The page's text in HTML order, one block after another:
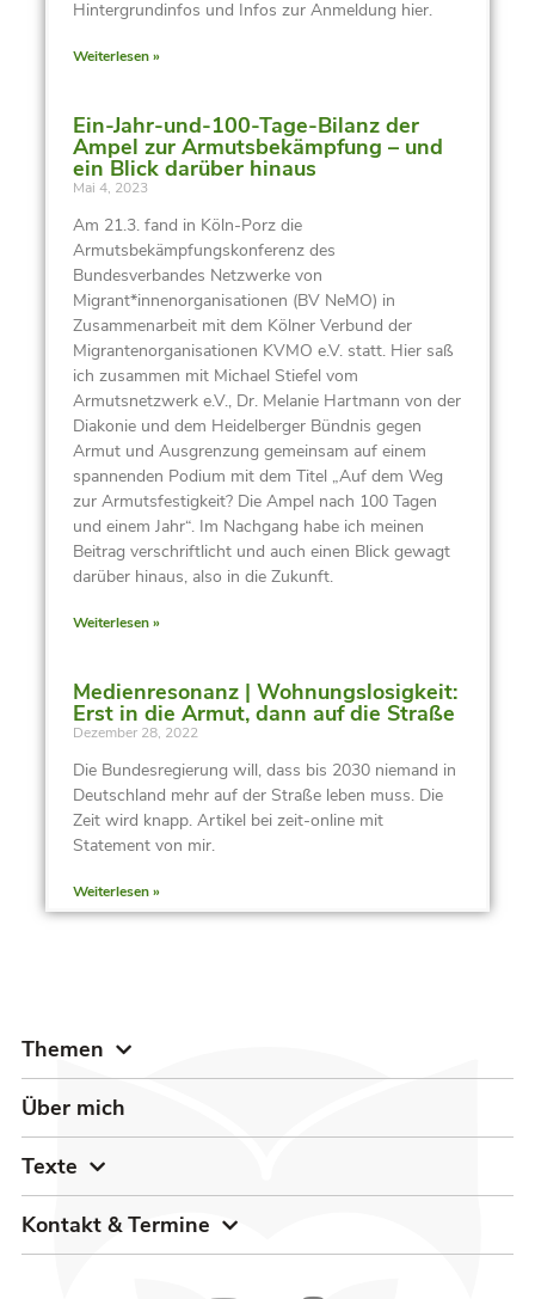
Hintergrundinfos und Infos zur Anmeldung hier.
Weiterlesen »
Ein-Jahr-und-100-Tage-Bilanz der
Ampel zur Armutsbekämpfung – und
ein Blick darüber hinaus
Mai 4, 2023
Am 21.3. fand in Köln-Porz die
Armutsbekämpfungskonferenz des
Bundesverbandes Netzwerke von
Migrant*innenorganisationen (BV NeMO) in
Zusammenarbeit mit dem Kölner Verbund der
Migrantenorganisationen KVMO e.V. statt. Hier saß
ich zusammen mit Michael Stiefel vom
Armutsnetzwerk e.V., Dr. Melanie Hartmann von der
Diakonie und dem Heidelberger Bündnis gegen
Armut und Ausgrenzung gemeinsam auf einem
spannenden Podium mit dem Titel „Auf dem Weg
zur Armutsfestigkeit? Die Ampel nach 100 Tagen
und einem Jahr“. Im Nachgang habe ich meinen
Beitrag verschriftlicht und auch einen Blick gewagt
darüber hinaus, also in die Zukunft.
Weiterlesen »
Medienresonanz | Wohnungslosigkeit:
Erst in die Armut, dann auf die Straße
Dezember 28, 2022
Die Bundesregierung will, dass bis 2030 niemand in
Deutschland mehr auf der Straße leben muss. Die
Zeit wird knapp. Artikel bei zeit-online mit
Statement von mir.
Weiterlesen »
Themen
Über mich
Texte
Kontakt & Termine